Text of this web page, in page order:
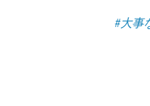
#大事